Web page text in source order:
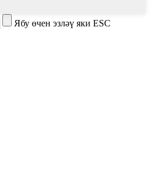
Ябу өчен эзләү яки ESC